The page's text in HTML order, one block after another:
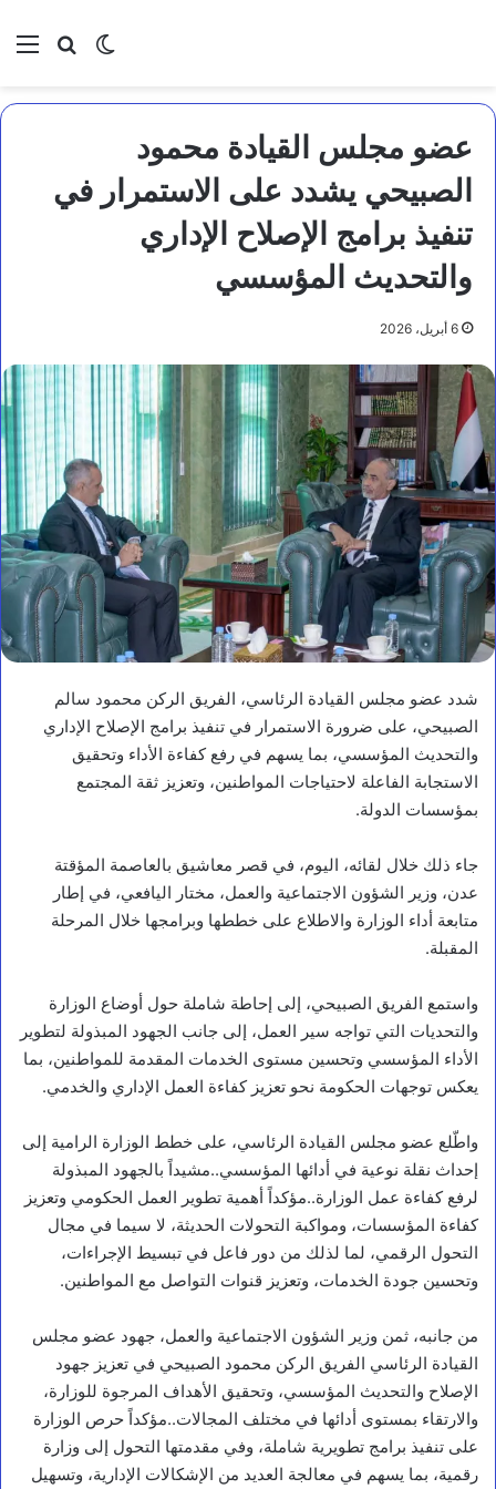
بحثالوضع
عضو مجلس القيادة محمود
الصبيحي يشدد على الاستمرار في
تنفيذ برامج الإصلاح الإداري
والتحديث المؤسسي
6 أبريل، 2026
شدد عضو مجلس القيادة الرئاسي، الفريق الركن محمود سالم
الصبيحي، على ضرورة الاستمرار في تنفيذ برامج الإصلاح الإداري
والتحديث المؤسسي، بما يسهم في رفع كفاءة الأداء وتحقيق
الاستجابة الفاعلة لاحتياجات المواطنين، وتعزيز ثقة المجتمع
بمؤسسات الدولة.
جاء ذلك خلال لقائه، اليوم، في قصر معاشيق بالعاصمة المؤقتة
عدن، وزير الشؤون الاجتماعية والعمل، مختار اليافعي، في إطار
متابعة أداء الوزارة والاطلاع على خططها وبرامجها خلال المرحلة
المقبلة.
واستمع الفريق الصبيحي، إلى إحاطة شاملة حول أوضاع الوزارة
والتحديات التي تواجه سير العمل، إلى جانب الجهود المبذولة لتطوير
الأداء المؤسسي وتحسين مستوى الخدمات المقدمة للمواطنين، بما
يعكس توجهات الحكومة نحو تعزيز كفاءة العمل الإداري والخدمي.
واطّلع عضو مجلس القيادة الرئاسي، على خطط الوزارة الرامية إلى
إحداث نقلة نوعية في أدائها المؤسسي..مشيداً بالجهود المبذولة
لرفع كفاءة عمل الوزارة..مؤكداً أهمية تطوير العمل الحكومي وتعزيز
كفاءة المؤسسات، ومواكبة التحولات الحديثة، لا سيما في مجال
التحول الرقمي، لما لذلك من دور فاعل في تبسيط الإجراءات،
وتحسين جودة الخدمات، وتعزيز قنوات التواصل مع المواطنين.
من جانبه، ثمن وزير الشؤون الاجتماعية والعمل، جهود عضو مجلس
القيادة الرئاسي الفريق الركن محمود الصبيحي في تعزيز جهود
الإصلاح والتحديث المؤسسي، وتحقيق الأهداف المرجوة للوزارة،
والارتقاء بمستوى أدائها في مختلف المجالات..مؤكداً حرص الوزارة
على تنفيذ برامج تطويرية شاملة، وفي مقدمتها التحول إلى وزارة
رقمية، بما يسهم في معالجة العديد من الإشكالات الإدارية، وتسهيل
ر
ئ
ي
س
م
ل